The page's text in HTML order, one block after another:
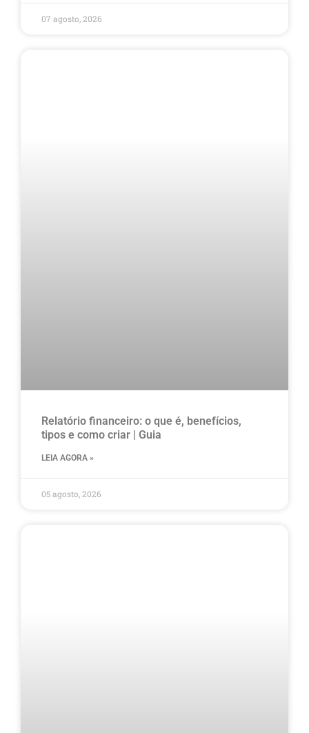
07 agosto, 2026
Relatório financeiro: o que é, benefícios,
tipos e como criar | Guia
LEIA AGORA »
05 agosto, 2026